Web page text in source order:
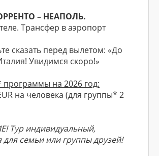
– НЕАПОЛЬ.
Трансфер в аэропорт
сказать перед вылетом: «До
Увидимся скоро!»
программы на 2026 год:
на человека (для группы* 2
Тур индивидуальный,
для семьи или группы друзей!